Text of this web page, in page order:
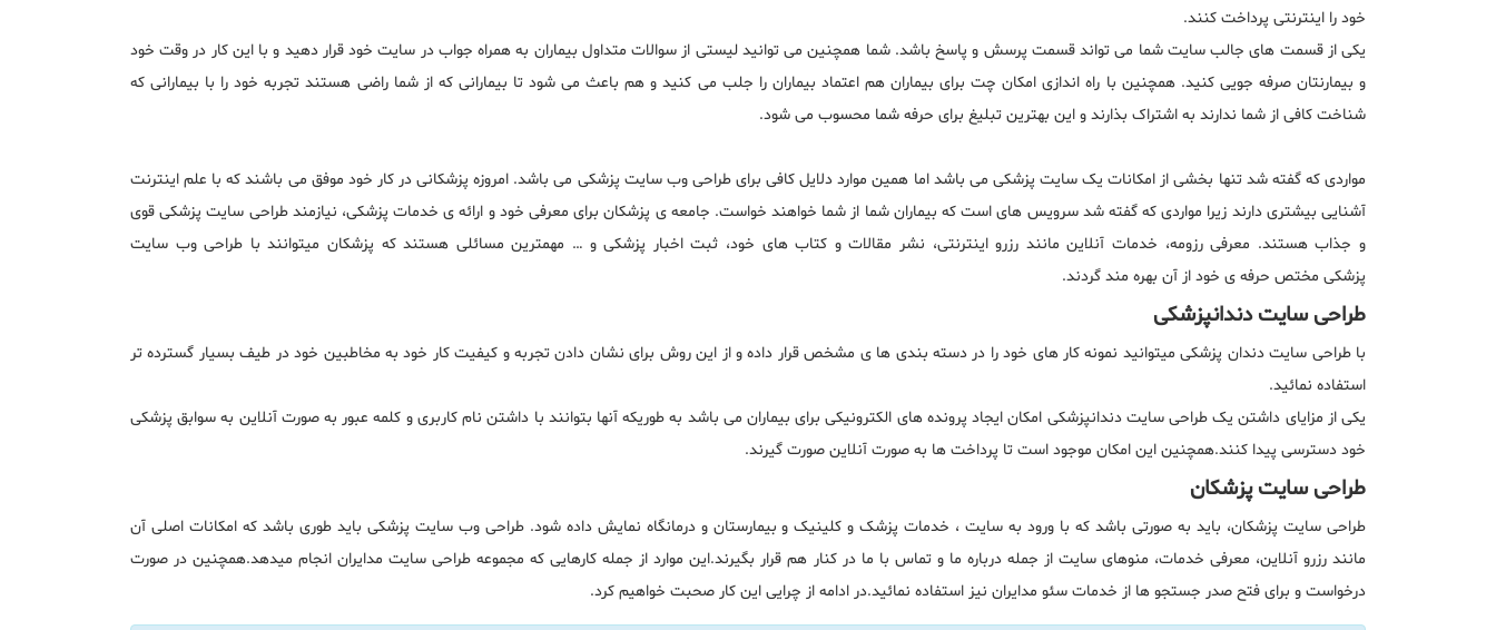
خود را اینترنتی پرداخت کنند.
یکی از قسمت های جالب سایت شما می تواند قسمت پرسش و پاسخ باشد. شما همچنین می توانید لیستی از سوالات متداول بیماران به همراه جواب در سایت خود قرار دهید و با این کار در وقت خود
و بیمارنتان صرفه جویی کنید. همچنین با راه اندازی امکان چت برای بیماران هم اعتماد بیماران را جلب می کنید و هم باعث می شود تا بیمارانی که از شما راضی هستند تجربه خود را با بیمارانی که
شناخت کافی از شما ندارند به اشتراک بذارند و این بهترین تبلیغ برای حرفه شما محسوب می شود.
مواردی که گفته شد تنها بخشی از امکانات یک سایت پزشکی می باشد اما همین موارد دلایل کافی برای طراحی وب سایت پزشکی می باشد. امروزه پزشکانی در کار خود موفق می باشند که با علم اینترنت
آشنایی بیشتری دارند زیرا مواردی که گفته شد سرویس های است که بیماران شما از شما خواهند خواست. جامعه ی پزشکان برای معرفی خود و ارائه ی خدمات پزشکی، نیازمند طراحی سایت پزشکی قوی
و جذاب هستند. معرفی رزومه، خدمات آنلاین مانند رزرو اینترنتی، نشر مقالات و کتاب های خود، ثبت اخبار پزشکی و … مهمترین مسائلی هستند که پزشکان میتوانند با طراحی وب سایت
پزشکی مختص حرفه ی خود از آن بهره مند گردند.
طراحی سایت دندانپزشکی
با طراحی سایت دندان پزشکی میتوانید نمونه کار های خود را در دسته بندی ها ی مشخص قرار داده و از این روش برای نشان دادن تجربه و کیفیت کار خود به مخاطبین خود در طیف بسیار گسترده تر
استفاده نمائید.
یکی از مزایای داشتن یک طراحی سایت دندانپزشکی امکان ایجاد پرونده های الکترونیکی برای بیماران می باشد به طوریکه آنها بتوانند با داشتن نام کاربری و کلمه عبور به صورت آنلاین به سوابق پزشکی
خود دسترسی پیدا کنند.همچنین این امکان موجود است تا پرداخت ها به صورت آنلاین صورت گیرند.
طراحی سایت پزشکان
طراحی سایت پزشکان، باید به صورتی باشد که با ورود به سایت ، خدمات پزشک و کلینیک و بیمارستان و درمانگاه نمایش داده شود. طراحی وب سایت پزشکی باید طوری باشد که امکانات اصلی آن
مانند رزرو آنلاین، معرفی خدمات، منوهای سایت از جمله درباره ما و تماس با ما در کنار هم قرار بگیرند.این موارد از جمله کارهایی که مجموعه طراحی سایت مدایران انجام میدهد.همچنین در صورت
درخواست و برای فتح صدر جستجو ها از خدمات سئو مدایران نیز استفاده نمائید.در ادامه از چرایی این کار صحبت خواهیم کرد.